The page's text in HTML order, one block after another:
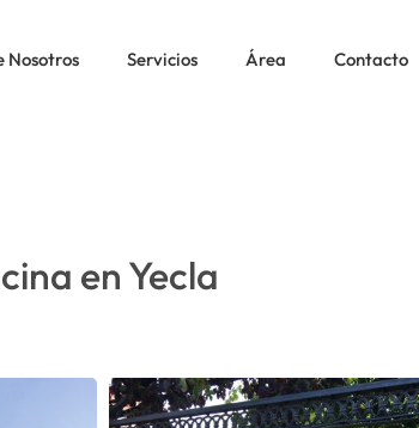
Nosotros Servicios Área Contacto
en Yecla